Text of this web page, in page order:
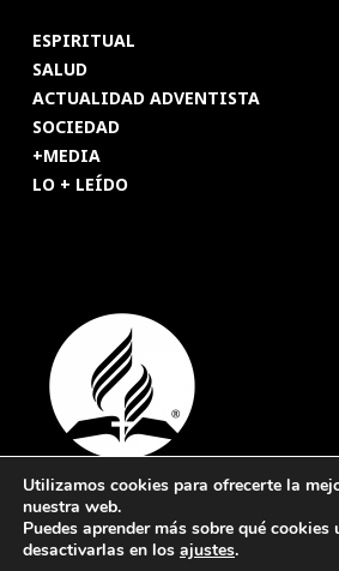
ESPIRITUAL
SALUD
ACTUALIDAD ADVENTISTA
SOCIEDAD
+MEDIA
LO + LEÍDO
© 2026 Revista Adventista de España.
reservados.
Utilizamos cookies para ofrecerte la
nuestra web.
Puedes aprender más sobre qué
desactivarlas en los ajustes.